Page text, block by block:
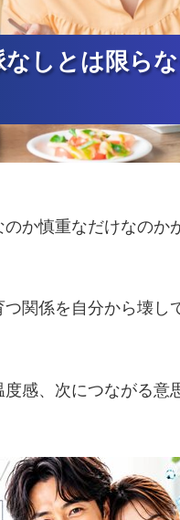
しとは限ら
しとは限ら
しとは限ら
か慎重なだけなのか
関係を自分から壊し
感、次につながる意